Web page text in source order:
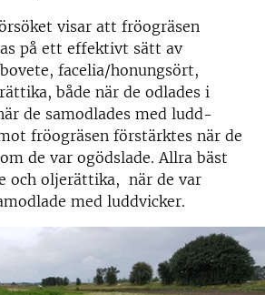
visar att fröogräsen
på ett effektivt sätt av
facelia/honungsört,
både när de odlades i
de samodlades med ludd­
fröogräsen förstärktes när de
de var ogödslade. Allra bäst
och oljerättika, när de var
med luddvicker.